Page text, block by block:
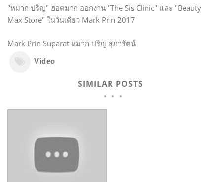
"หมาก ปริญ" ฮอตมาก ออกงาน "The Sis Clinic" และ "Beauty
Max Store" ในวันเดียว Mark Prin 2017
Mark Prin Suparat หมาก ปริญ สุภารัตน์
Video
SIMILAR POSTS